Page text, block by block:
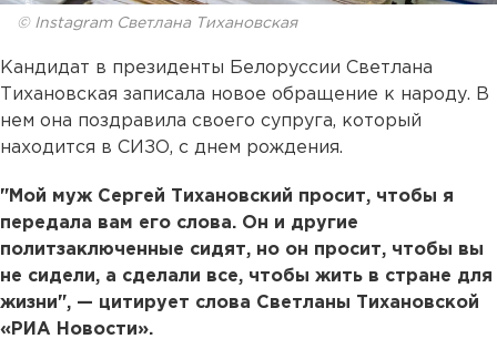
© Instagram Светлана Тихановская
Кандидат в президенты Белоруссии Светлана
Тихановская записала новое обращение к народу. В
нем она поздравила своего супруга, который
находится в СИЗО, с днем рождения.
"Мой муж Сергей Тихановский просит, чтобы я
передала вам его слова. Он и другие
политзаключенные сидят, но он просит, чтобы вы
не сидели, а сделали все, чтобы жить в стране для
жизни", — цитирует слова Светланы Тихановской
«РИА Новости».